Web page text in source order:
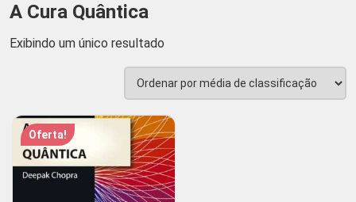
A Cura Quântica
Exibindo um único resultado
Oferta!